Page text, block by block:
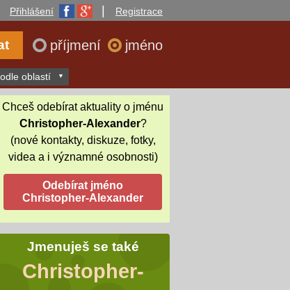
Přihlášení Registrace
příjmení jméno
oblastí
Chceš odebírat aktuality o jménu
Christopher-Alexander?
(nové kontakty, diskuze, fotky,
videa a i významné osobnosti)
Jmenuješ se také
Christopher-